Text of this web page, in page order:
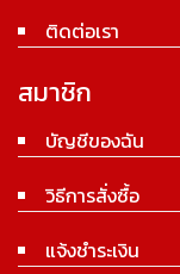
ติดต่อเรา
สมาชิก
บัญชีของฉัน
วิธีการสั่งซื้อ
แจ้งชำระเงิน